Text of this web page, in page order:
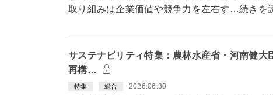
取り組みは企業価値や競争力を左右す…続きを
サステナビリティ特集：農林水産省・河南健
再構…
特集 総合 2026.06.30